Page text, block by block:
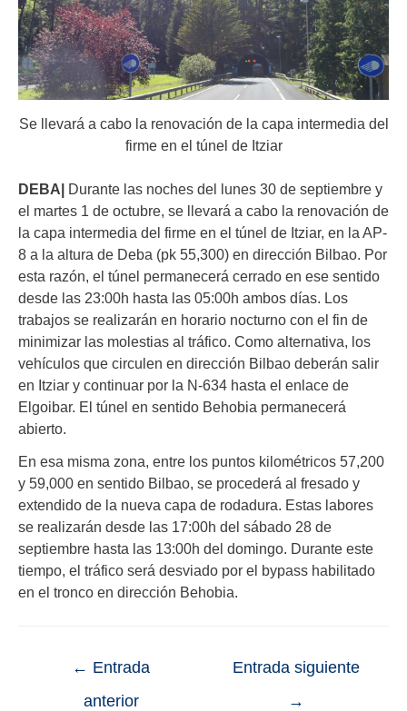
Se llevará a cabo la renovación de la capa intermedia del
firme en el túnel de Itziar
DEBA|
Durante las noches del lunes 30 de septiembre y
el martes 1 de octubre, se llevará a cabo la renovación de
la capa intermedia del firme en el túnel de Itziar, en la AP-
8 a la altura de Deba (pk 55,300) en dirección Bilbao. Por
esta razón, el túnel permanecerá cerrado en ese sentido
desde las 23:00h hasta las 05:00h ambos días. Los
trabajos se realizarán en horario nocturno con el fin de
minimizar las molestias al tráfico. Como alternativa, los
vehículos que circulen en dirección Bilbao deberán salir
en Itziar y continuar por la N-634 hasta el enlace de
Elgoibar. El túnel en sentido Behobia permanecerá
abierto.
En esa misma zona, entre los puntos kilométricos 57,200
y 59,000 en sentido Bilbao, se procederá al fresado y
extendido de la nueva capa de rodadura. Estas labores
se realizarán desde las 17:00h del sábado 28 de
septiembre hasta las 13:00h del domingo. Durante este
tiempo, el tráfico será desviado por el bypass habilitado
en el tronco en dirección Behobia.
← Entrada
anterior
Entrada siguiente
→